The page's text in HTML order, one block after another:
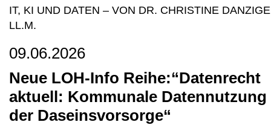
IT, KI UND DATEN – VON DR. CHRISTINE
LL.M.
09.06.2026
Neue LOH-Info Reihe:“Datenrecht
aktuell: Kommunale Datennutzung
der Daseinsvorsorge“